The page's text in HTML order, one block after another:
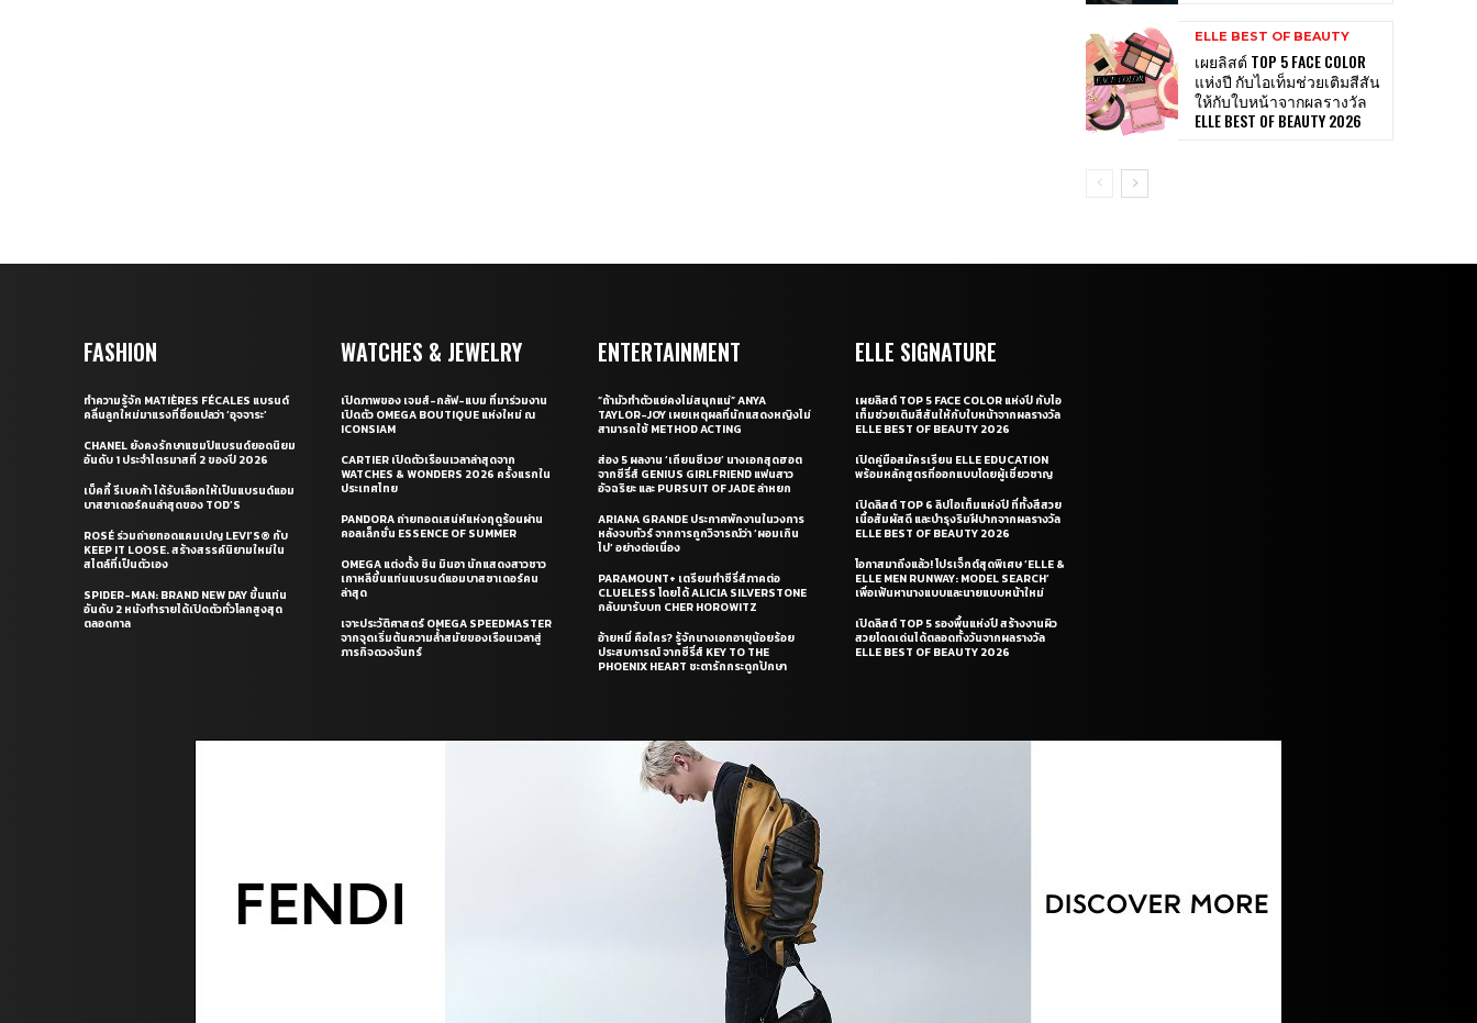
ELLE BEST OF BEAUTY
เผยลิสต์ TOP 5 FACE COLOR
แห่งปี กับไอเท็มช่วยเติมสีสัน
ให้กับใบหน้าจากผลรางวัล
ELLE BEST OF BEAUTY 2026
FASHION
ทำความรู้จัก MATIÈRES FÉCALES แบรนด์
คลื่นลูกใหม่มาแรงที่ชื่อแปลว่า ‘อุจจาระ’
CHANEL ยังคงรักษาแชมป์แบรนด์ยอดนิยม
อันดับ 1 ประจำไตรมาสที่ 2 ของปี 2026
เบ็คกี้ รีเบคก้า ได้รับเลือกให้เป็นแบรนด์แอม
บาสซาเดอร์คนล่าสุดของ TOD’S
ROSÉ ร่วมถ่ายทอดแคมเปญ LEVI’S® กับ
KEEP IT LOOSE. สร้างสรรค์นิยามใหม่ใน
สไตล์ที่เป็นตัวเอง
SPIDER-MAN: BRAND NEW DAY ขึ้นแท่น
อันดับ 2 หนังทำรายได้เปิดตัวทั่วโลกสูงสุด
ตลอดกาล
WATCHES & JEWELRY
เปิดภาพของ เจมส์-กลัฟ-แบม ที่มาร่วมงาน
เปิดตัว OMEGA BOUTIQUE แห่งใหม่ ณ
ICONSIAM
CARTIER เปิดตัวเรือนเวลาล่าสุดจาก
WATCHES & WONDERS 2026 ครั้งแรกใน
ประเทศไทย
PANDORA ถ่ายทอดเสน่ห์แห่งฤดูร้อนผ่าน
คอลเล็กชั่น ESSENCE OF SUMMER
OMEGA แต่งตั้ง ชิน มินอา นักแสดงสาวชาว
เกาหลีขึ้นแท่นแบรนด์แอมบาสซาเดอร์คน
ล่าสุด
เจาะประวัติศาสตร์ OMEGA SPEEDMASTER
จากจุดเริ่มต้นความล้ำสมัยของเรือนเวลาสู่
ภารกิจดวงจันทร์
ENTERTAINMENT
“ถ้ามัวทำตัวแย่คงไม่สนุกแน่” ANYA
TAYLOR-JOY เผยเหตุผลที่นักแสดงหญิงไม่
สามารถใช้ METHOD ACTING
ส่อง 5 ผลงาน ‘เถียนซีเวย’ นางเอกสุดฮอต
จากซีรี่ส์ GENIUS GIRLFRIEND แฟนสาว
อัจฉริยะ และ PURSUIT OF JADE ล่าหยก
ARIANA GRANDE ประกาศพักงานในวงการ
หลังจบทัวร์ จากการถูกวิจารณ์ว่า ‘ผอมเกิน
ไป’ อย่างต่อเนื่อง
PARAMOUNT+ เตรียมทำซีรี่ส์ภาคต่อ
CLUELESS โดยได้ ALICIA SILVERSTONE
กลับมารับบท CHER HOROWITZ
อ้ายหมี่ คือใคร? รู้จักนางเอกอายุน้อยร้อย
ประสบการณ์ จากซีรี่ส์ KEY TO THE
PHOENIX HEART ชะตารักกระดูกปักษา
ELLE SIGNATURE
เผยลิสต์ TOP 5 FACE COLOR แห่งปี กับไอ
เท็มช่วยเติมสีสันให้กับใบหน้าจากผลรางวัล
ELLE BEST OF BEAUTY 2026
เปิดคู่มือสมัครเรียน ELLE EDUCATION
พร้อมหลักสูตรที่ออกแบบโดยผู้เชี่ยวชาญ
เปิดลิสต์ TOP 6 ลิปไอเท็มแห่งปี ที่ทั้งสีสวย
เนื้อสัมผัสดี และบำรุงริมฝีปากจากผลรางวัล
ELLE BEST OF BEAUTY 2026
โอกาสมาถึงแล้ว! โปรเจ็กต์สุดพิเศษ ‘ELLE &
ELLE MEN RUNWAY: MODEL SEARCH’
เพื่อเฟ้นหานางแบบและนายแบบหน้าใหม่
เปิดลิสต์ TOP 5 รองพื้นแห่งปี สร้างงานผิว
สวยโดดเด่นได้ตลอดทั้งวันจากผลรางวัล
ELLE BEST OF BEAUTY 2026